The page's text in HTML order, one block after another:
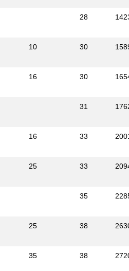
28
10 30
16 30
31
16 33
25 33
35
25 38
35 38